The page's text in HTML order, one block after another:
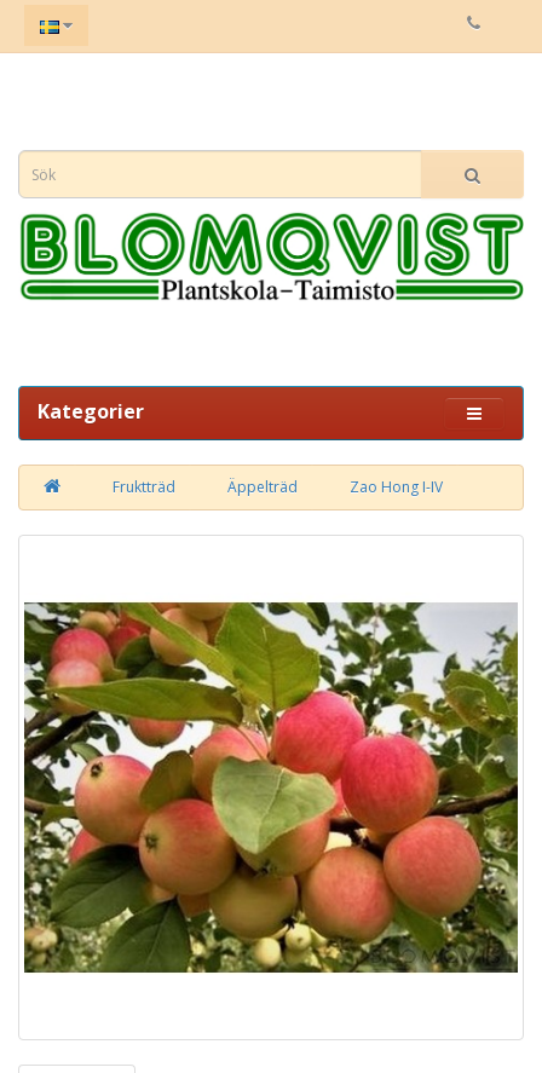
Kategorier
Fruktträd Äppelträd Zao Hong I-IV